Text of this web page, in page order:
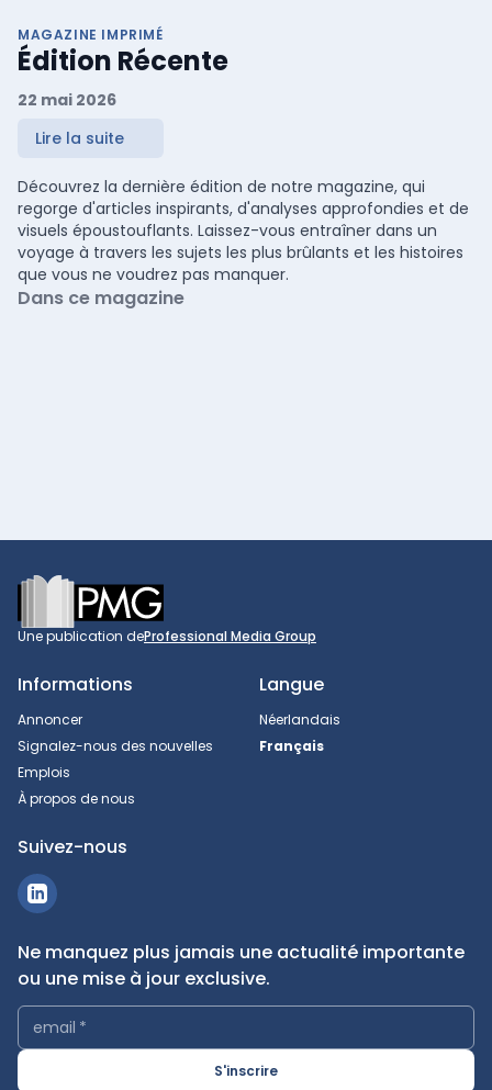
MAGAZINE IMPRIMÉ
Édition Récente
22 mai 2026
Lire la suite
Découvrez la dernière édition de notre magazine, qui
regorge d'articles inspirants, d'analyses approfondies et de
visuels époustouflants. Laissez-vous entraîner dans un
voyage à travers les sujets les plus brûlants et les histoires
que vous ne voudrez pas manquer.
Dans ce magazine
Footer
Une publication deProfessional Media Group
Informations
Annoncer
Signalez-nous des nouvelles
Emplois
À propos de nous
Langue
Néerlandais
Français
Suivez-nous
Ne manquez plus jamais une actualité importante
ou une mise à jour exclusive.
email *
S'inscrire